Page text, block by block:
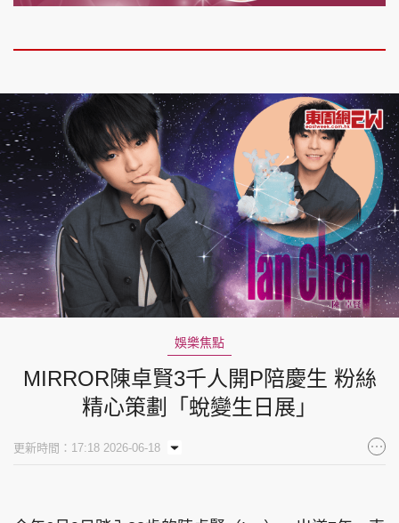
娛樂焦點
MIRROR陳卓賢3千人開P陪慶生 粉絲
精心策劃「蛻變生日展」
更新時間：17:18 2026-06-18